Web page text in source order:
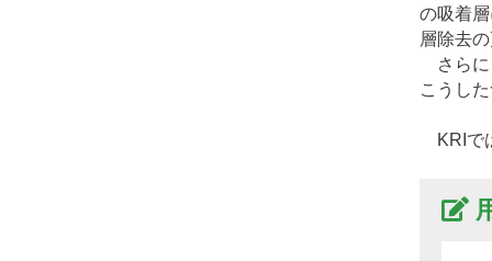
の吸着
層除去
さらに
こうし
KRIで